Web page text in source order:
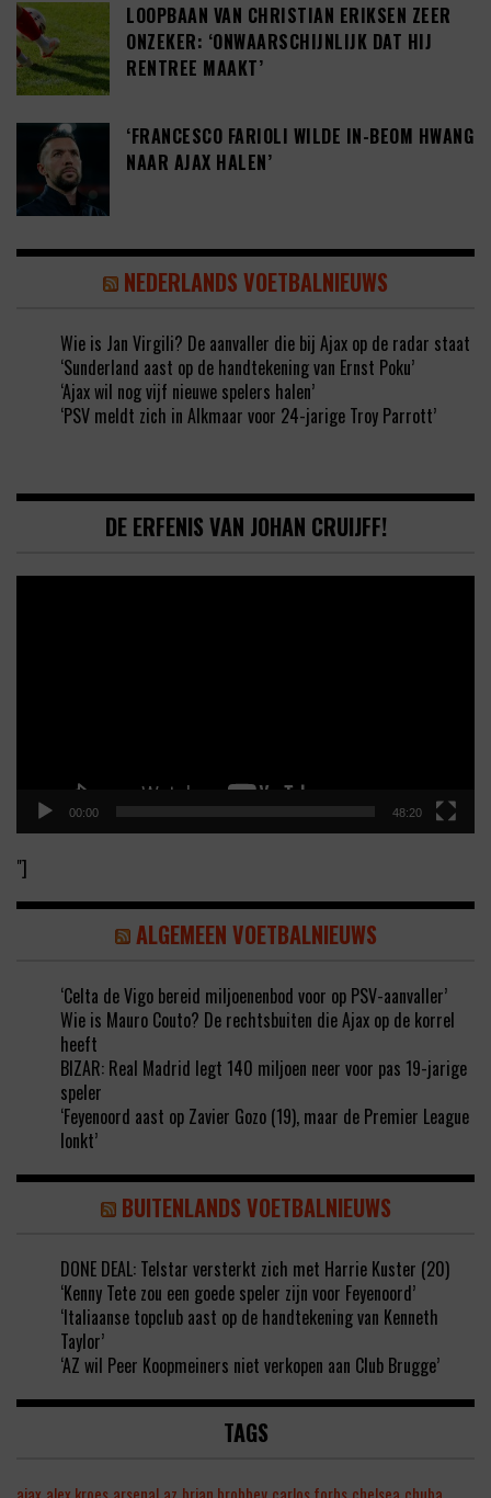
LOOPBAAN VAN CHRISTIAN ERIKSEN ZEER
ONZEKER: ‘ONWAARSCHIJNLIJK DAT HIJ
RENTREE MAAKT’
‘FRANCESCO FARIOLI WILDE IN-BEOM HWANG
NAAR AJAX HALEN’
NEDERLANDS VOETBALNIEUWS
Wie is Jan Virgili? De aanvaller die bij Ajax op de radar staat
‘Sunderland aast op de handtekening van Ernst Poku’
‘Ajax wil nog vijf nieuwe spelers halen’
‘PSV meldt zich in Alkmaar voor 24-jarige Troy Parrott’
DE ERFENIS VAN JOHAN CRUIJFF!
00:00 48:20
"]
ALGEMEEN VOETBALNIEUWS
‘Celta de Vigo bereid miljoenenbod voor op PSV-aanvaller’
Wie is Mauro Couto? De rechtsbuiten die Ajax op de korrel
heeft
BIZAR: Real Madrid legt 140 miljoen neer voor pas 19-jarige
speler
‘Feyenoord aast op Zavier Gozo (19), maar de Premier League
lonkt’
BUITENLANDS VOETBALNIEUWS
DONE DEAL: Telstar versterkt zich met Harrie Kuster (20)
‘Kenny Tete zou een goede speler zijn voor Feyenoord’
‘Italiaanse topclub aast op de handtekening van Kenneth
Taylor’
‘AZ wil Peer Koopmeiners niet verkopen aan Club Brugge’
TAGS